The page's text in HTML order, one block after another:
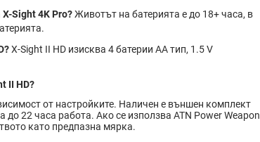
Sight 4K Pro?Животът на батерията е до 18+ часа, в
X-Sight II HD изисква 4 батерии AA тип, 1.5 V
II HD?
от настройките. Наличен е външен комплект
до 22 часа работа. Ако се използва ATN Power Weapon
като предпазна мярка.